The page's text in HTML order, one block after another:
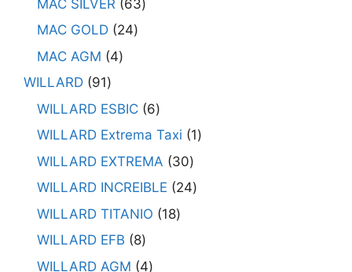
MAC SILVER
63
MAC GOLD 24
MAC AGM
4
WILLARD 91
WILLARD ESBIC 6
WILLARD Extrema Taxi
1
WILLARD EXTREMA
30
WILLARD INCREIBLE
24
WILLARD TITANIO
18
WILLARD EFB
8
WILLARD AGM
4